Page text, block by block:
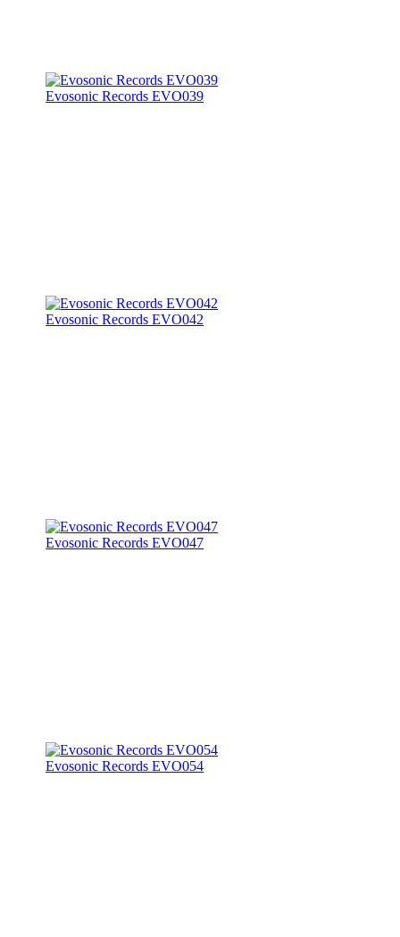
Evosonic Records EVO039
Evosonic Records EVO042
Evosonic Records EVO047
Evosonic Records EVO054